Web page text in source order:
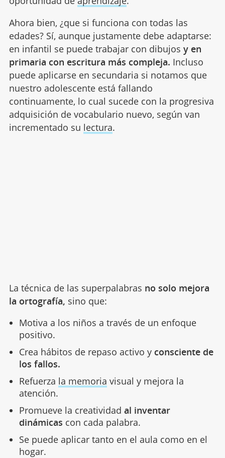
Ahora bien, ¿que si funciona con todas las
edades? Sí, aunque justamente debe adaptarse:
en infantil se puede trabajar con dibujos y en
primaria con escritura más compleja. Incluso
puede aplicarse en secundaria si notamos que
nuestro adolescente está fallando
continuamente, lo cual sucede con la progresiva
adquisición de vocabulario nuevo, según van
incrementado su lectura.
La técnica de las superpalabras no solo mejora
la ortografía, sino que:
Motiva a los niños a través de un enfoque
positivo.
Crea hábitos de repaso activo y consciente de
los fallos.
Refuerza la memoria visual y mejora la
atención.
Promueve la creatividad al inventar
dinámicas con cada palabra.
Se puede aplicar tanto en el aula como en el
hogar.